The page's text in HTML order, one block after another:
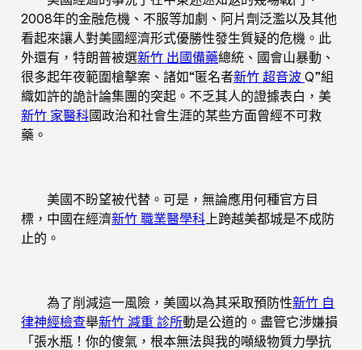
2008年的金融危機、不服等加劇、阿片劑泛濫以及其他
看起來讓人對美國經濟形式優勝性發生質疑的危機。此
外還有，特朗普被選新竹 出國備藥總統、國會山暴動、
很多起年夜範圍槍擊案、諸如“匿名者新竹 超音波 Q”組
織如許的詭計論集團的突起。不乏其人的證據表白，美
新竹 家醫科國政治和社會生涯的某些方面曾經不可救
藥。
美國不盼望被代替。可是，無論應用何種官方目
標，中國在經濟新竹 職業醫學科 上跨越美都城是不成防
止的。
為了削減這一風險，美國以為其采取預防性新竹 自
律神經檢查舉新竹 減重 診所動是公道的。盡管它涉嫌損
「張水瓶！你的傻氣，根本無法與我的噸級物質力學抗